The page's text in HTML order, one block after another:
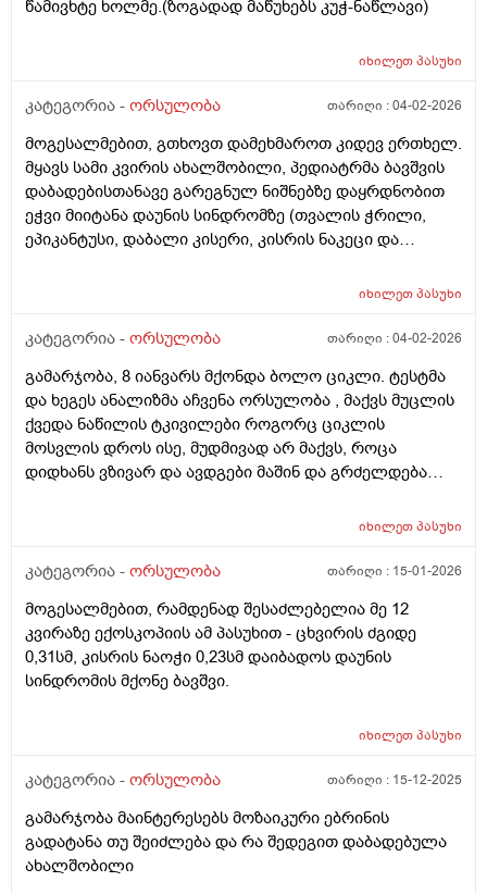
წამივხტე ხოლმე.(ზოგადად მაწუხებს კუჭ-ნაწლავი)
იხილეთპასუხი
კატეგორია - ორსულობა თარიღი :04-02-2026
მოგესალმებით, გთხოვთ დამეხმაროთ კიდევ ერთხელ.
მყავს სამი კვირის ახალშობილი, პედიატრმა ბავშვის
დაბადებისთანავე გარეგნულ ნიშნებზე დაყრდნობით
ეჭვი მიიტანა დაუნის სინდრომზე (თვალის ჭრილი,
ეპიკანტუსი, დაბალი კისერი, კისრის ნაკეცი და
აღმოაჩნდა გულის მანკი, ასევე სმენის პრობლემა და
მირჩიოთ ჯერ გენეტიკოსის კონსულტაცია მჭირდება
იხილეთპასუხი
კატეგორია - ორსულობა თარიღი :04-02-2026
გამარჯობა, 8 იანვარს მქონდა ბოლო ციკლი. ტესტმა
და ხეგეს ანალიზმა აჩვენა ორსულობა , მაქვს მუცლის
ქვედა ნაწილის ტკივილები როგორც ციკლის
მოსვლის დროს ისე, მუდმივად არ მაქვს, როცა
დიდხანს ვზივარ და ავდგები მაშინ და გრძელდება
რომ ვწევარ მაშინ მტკივა იგივე ხანგრძლივობიფ
რაც ასე ვარ.
იხილეთპასუხი
კატეგორია - ორსულობა თარიღი : 15-01-2026
მოგესალმებით, რამდენად შესაძლებელია მე 12
კვირაზე ექოსკოპიის ამ პასუხით - ცხვირის ძგიდე
0,31სმ, კისრის ნაოჭი 0,23სმ დაიბადოს დაუნის
სინდრომის მქონე ბავშვი.
იხილეთპასუხი
კატეგორია - ორსულობა თარიღი : 15-12-2025
გამარჯობა მაინტერესებს მოზაიკური ებრინის
გადატანა თუ შეიძლება და რა შედეგით დაბადებულა
ახალშობილი